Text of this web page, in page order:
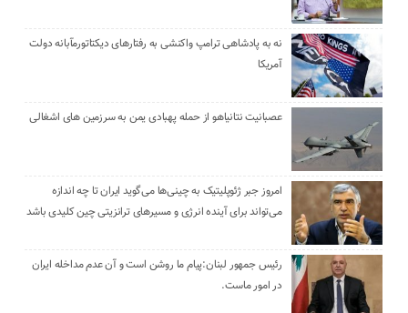
نه به پادشاهی ترامپ واکنشی به رفتارهای دیکتاتورمآبانه دولت
آمریکا
عصبانیت نتانیاهو از حمله پهبادی یمن به سرزمین های اشغالی
امروز جبر ژئوپلیتیک به چینی‌ها می‌گوید ایران تا چه اندازه
می‌تواند برای آینده انرژی و مسیرهای ترانزیتی چین کلیدی باشد
رئیس جمهور لبنان:پیام ما روشن است و آن عدم مداخله ایران
در امور ماست.